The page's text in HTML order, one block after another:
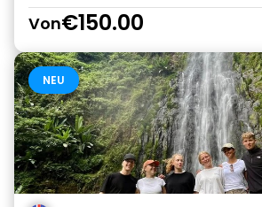
Von€150.00
NEU